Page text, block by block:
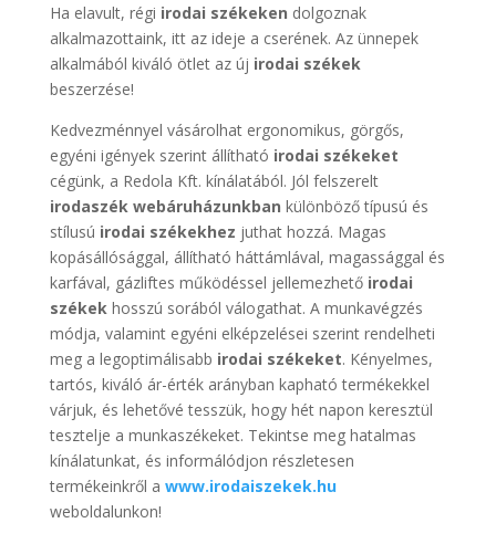
Ha elavult, régi irodai székeken dolgoznak
alkalmazottaink, itt az ideje a cserének. Az ünnepek
alkalmából kiváló ötlet az új irodai székek
beszerzése!
Kedvezménnyel vásárolhat ergonomikus, görgős,
egyéni igények szerint állítható irodai székeket
cégünk, a Redola Kft. kínálatából. Jól felszerelt
irodaszék webáruházunkban különböző típusú és
stílusú irodai székekhez juthat hozzá. Magas
kopásállósággal, állítható háttámlával, magassággal és
karfával, gázliftes működéssel jellemezhető irodai
székekhosszú sorából válogathat. A munkavégzés
módja, valamint egyéni elképzelései szerint rendelheti
meg a legoptimálisabb irodai székeket. Kényelmes,
tartós, kiváló ár-érték arányban kapható termékekkel
várjuk, és lehetővé tesszük, hogy hét napon keresztül
tesztelje a munkaszékeket. Tekintse meg hatalmas
kínálatunkat, és informálódjon részletesen
termékeinkről a www.irodaiszekek.hu
weboldalunkon!